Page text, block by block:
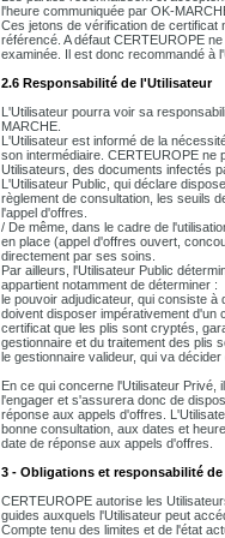
l'heure communiquée par OK-
Ces jetons de vérification de certificat
référencé. A défaut CERTEUROPE
examinée. Il est donc recommandé à
2.6 Responsabilité de l'Utilisateur
L'Utilisateur pourra voir sa
MARCHE.
L'Utilisateur est informé de la
son intermédiaire. CERTEUROPE ne
Utilisateurs, des documents infectés
L'Utilisateur Public, qui déclare
règlement de consultation, les seuils
l'appel d'offres.
/ De même, dans le cadre de
en place (appel d'offres ouvert,
directement par ses soins.
Par ailleurs, l'Utilisateur Public
appartient notamment de déterminer :
le pouvoir adjudicateur, qui consiste
doivent disposer impérativement d'un
certificat que les plis sont cryptés,
gestionnaire et du traitement des plis
le gestionnaire valideur, qui va
En ce qui concerne l'Utilisateur Privé,
l'engager et s'assurera donc de
réponse aux appels d'offres.
bonne consultation, aux dates et
date de réponse aux appels d'offres.
3 - Obligations et responsabilité de
CERTEUROPE autorise les
guides auxquels l'Utilisateur peut
Compte tenu des limites et de l'état